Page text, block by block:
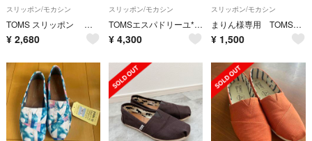
スリッポン/モカシン
TOMS スリッポン レディース ホワイト 新品 23cm
¥ 2,680
スリッポン/モカシン
TOMSエスパドリーユ*新品スリッポン*送料無料トムス*未使用ネイビー*サンダル
¥ 4,300
スリッポン/モカシン
まりん様専用 TOMSトムス スリッポン
¥ 1,500